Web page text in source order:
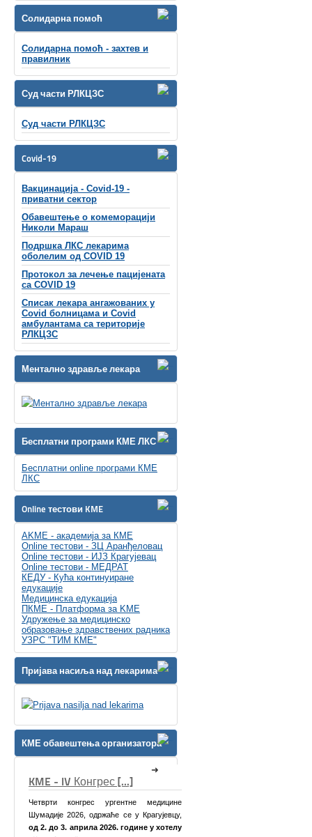
Солидарна помоћ
Солидарна помоћ - захтев и
правилник
Суд части РЛКЦЗС
Суд части РЛКЦЗС
Covid-19
Вакцинација - Covid-19 -
приватни сектор
Обавештење о комеморацији
Николи Мараш
Подршка ЛКС лекарима
оболелим од COVID 19
Протокол за лечење пацијената
са COVID 19
Списак лекара ангажованих у
Covid болницама и Covid
амбулантама са територије
РЛКЦЗС
Ментално здравље лекара
Бесплатни програми КМЕ ЛКС
Бесплатни online програми КМЕ
ЛКС
Online тестови KME
AKME - академија за КМЕ
Online тестови - ЗЦ Аранђеловац
Online тестови - ИЈЗ Крагујевац
Online тестови - МЕДРАТ
КЕДУ - Кућа континуиране
едукације
Медицинска едукација
ПКМЕ - Платформа за KME
Удружење за медицинско
образовање здравствених радника
УЗРС "ТИМ КМЕ"
Пријава насиља над лекарима
КМЕ обавештења организатора
хотелу
КМЕ Симпозијум [...]